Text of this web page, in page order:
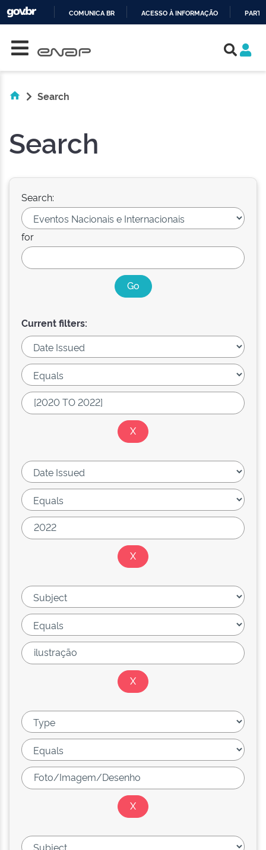
COMUNICA BR ACESSO À INFORMAÇÃO
Search
Search
Search:
for
Current filters: